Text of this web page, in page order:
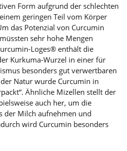
Form aufgrund der schlechten
geringen Teil vom Körper
das Potenzial von Curcumin
sehr hohe Mengen
Loges® enthält die
Kurkuma-Wurzel in einer für
besonders gut verwertbaren
Natur wurde Curcumin in
Ähnliche Mizellen stellt der
auch her, um die
der Milch aufnehmen und
wird Curcumin besonders